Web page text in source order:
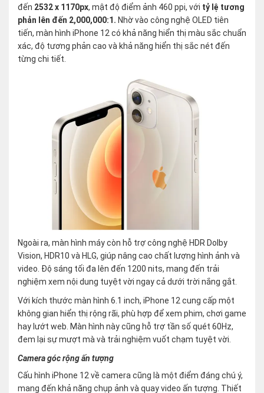
đến 2532 x 1170px, mật độ điểm ảnh 460 ppi, với tỷ lệ tương
phản lên đến 2,000,000:1. Nhờ vào công nghệ OLED tiên
tiến, màn hình iPhone 12 có khả năng hiển thị màu sắc chuẩn
xác, độ tương phản cao và khả năng hiển thị sắc nét đến
từng chi tiết.
Ngoài ra, màn hình máy còn hỗ trợ công nghệ HDR Dolby
Vision, HDR10 và HLG, giúp nâng cao chất lượng hình ảnh và
video. Độ sáng tối đa lên đến 1200 nits, mang đến trải
nghiệm xem nội dung tuyệt vời ngay cả dưới trời nắng gắt.
Với kích thước màn hình 6.1 inch, iPhone 12 cung cấp một
không gian hiển thị rộng rãi, phù hợp để xem phim, chơi game
hay lướt web. Màn hình này cũng hỗ trợ tần số quét 60Hz,
đem lại sự mượt mà và trải nghiệm vuốt chạm tuyệt vời.
Camera góc rộng ấn tượng
Cấu hình iPhone 12 về camera cũng là một điểm đáng chú ý,
mang đến khả năng chụp ảnh và quay video ấn tượng. Thiết